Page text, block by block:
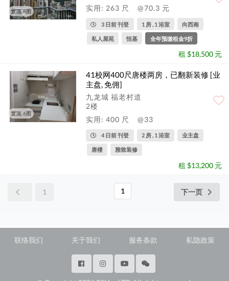
置顶, 8图
实用: 263 尺
@70.3 元
3 日前 刊登 1 房 , 1 浴室 向西南
私人屋苑 恒基 全年预缴租金9折
租 $18,500 元
置顶, 6图
41校网400尺唐楼两房，已翻新装修 [业
主盘, 免佣]
九龙城 福老村道
2楼
实用: 400 尺
@33
4 日前 刊登 2 房 , 1 浴室 业主盘
唐楼 雅致装修
租 $13,200 元
1 1 下一页
联络我们 关于我们 服务条款 私隐政策